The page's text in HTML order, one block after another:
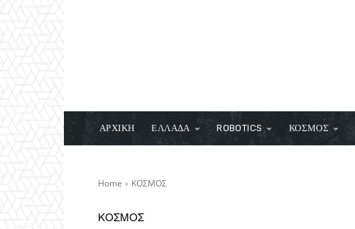
ΑΡΧΙΚΗ ΕΛΛΑΔΑ ROBOTICS ΚΟΣΜΟΣ
Home ΚΟΣΜΟΣ
ΚΟΣΜΟΣ